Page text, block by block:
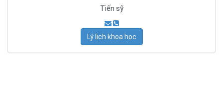
Tiến sỹ
Lý lịch khoa học